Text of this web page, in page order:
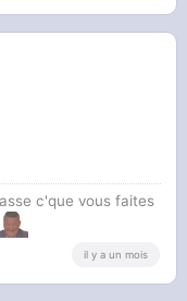
c'que vous faites
il y a un mois